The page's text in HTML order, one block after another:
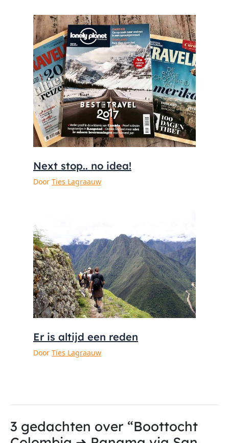
Next stop.. no idea!
Door Ties Lagraauw
Er is altijd een reden
Door Ties Lagraauw
3 gedachten over “Boottocht